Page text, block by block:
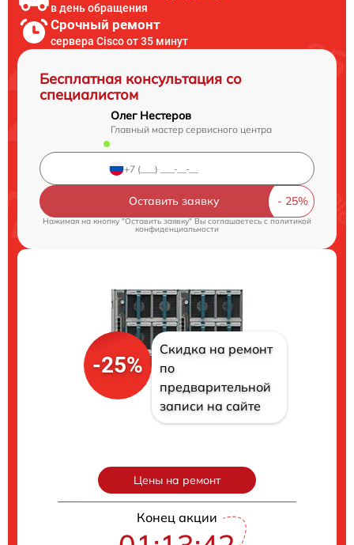
в день обращения
Срочный ремонт
сервера Cisco от 35 минут
Бесплатная консультация со
специалистом
Олег Нестеров
Главный мастер сервисного центра
Оставить заявку
Нажимая на кнопку "Оставить заявку" Вы соглашаетесь cполитикой
конфиденциальности
-25%
Скидка на ремонт
по
предварительной
записи на сайте
Цены на ремонт
Конец акции